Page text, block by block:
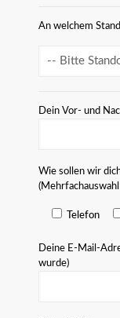
An welchem
Dein Vor- und
Wie sollen wir
Telefon
Deine E-Mail-
wurde)